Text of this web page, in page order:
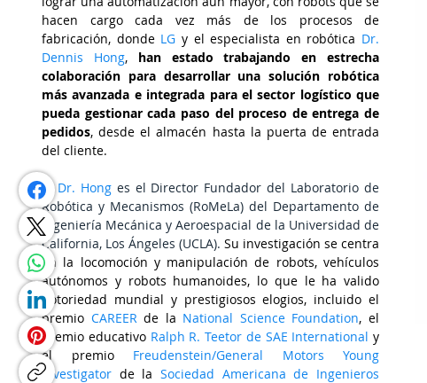
hacen cargo cada vez más de los procesos de
fabricación, donde LG y el especialista en robótica Dr.
Dennis Hong, han estado trabajando en estrecha
colaboración para desarrollar una solución robótica
más avanzada e integrada para el sector logístico que
pueda gestionar cada paso del proceso de entrega de
pedidos, desde el almacén hasta la puerta de entrada
del cliente.
El Dr. Hong es el Director Fundador del Laboratorio de
Robótica y Mecanismos (RoMeLa) del Departamento de
Ingeniería Mecánica y Aeroespacial de la Universidad de
California, Los Ángeles (UCLA). Su investigación se centra
en la locomoción y manipulación de robots, vehículos
autónomos y robots humanoides, lo que le ha valido
notoriedad mundial y prestigiosos elogios, incluido el
premio CAREER de la National Science Foundation, el
premio educativo Ralph R. Teetor de SAE International y
el premio Freudenstein/General Motors Young
Investigator de la Sociedad Americana de Ingenieros